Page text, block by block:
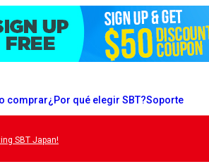
comprar¿Por qué elegir SBT?Soporte
SBT Japan!